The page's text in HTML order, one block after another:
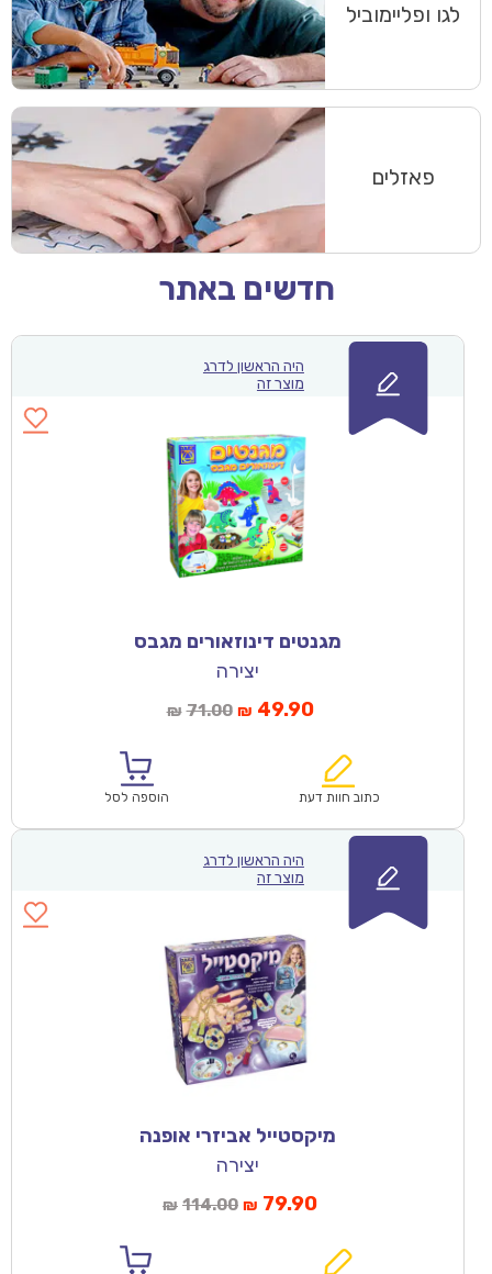
לגו ופליימוביל
פאזלים
חדשים באתר
היה הראשון לדרג
מוצר זה
מגנטים דינוזאורים מגבס
יצירה
₪ 71.00 ₪ 49.90
כתוב חוות דעת הוספה לסל
היה הראשון לדרג
מוצר זה
מיקסטייל אביזרי אופנה
יצירה
₪ 114.00 ₪ 79.90